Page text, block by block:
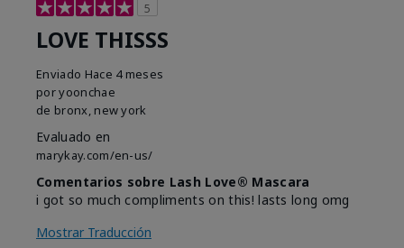
5
LOVE THISSS
Enviado Hace 4 meses
poryoonchae
de bronx, new york
Evaluado en
marykay.com/en-us/
Comentarios sobre Lash Love® Mascara
i got so much compliments on this! lasts long omg
Mostrar Traducción